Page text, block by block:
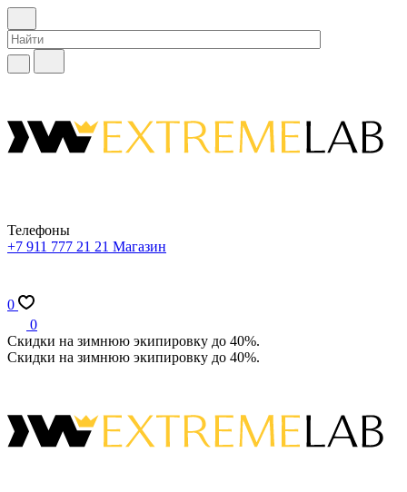
Телефоны
+7 911 777 21 21 Магазин
0
0
Скидки на зимнюю экипировку до 40%.
Скидки на зимнюю экипировку до 40%.